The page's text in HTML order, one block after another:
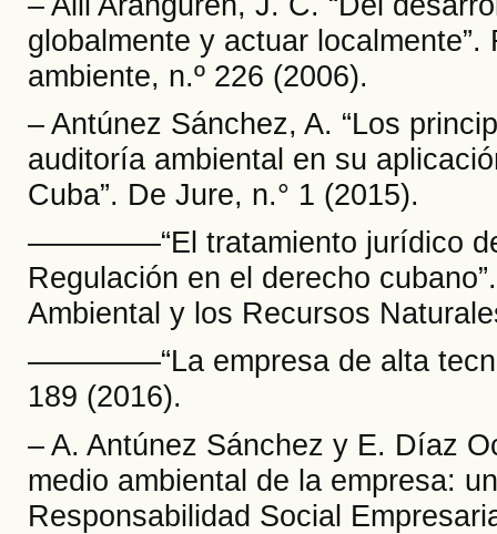
globalmente y actuar
ambiente, n.º 226 (2006).
– Antúnez Sánchez, A. “Los
auditoría ambiental en su
Cuba”. De Jure, n.° 1 (2015).
––––––––“El tratamiento jurídico
Regulación en el derecho
Ambiental y los Recursos
––––––––“La empresa de alta
189 (2016).
– A. Antúnez Sánchez y E. Díaz
medio ambiental de la empresa:
Responsabilidad Social